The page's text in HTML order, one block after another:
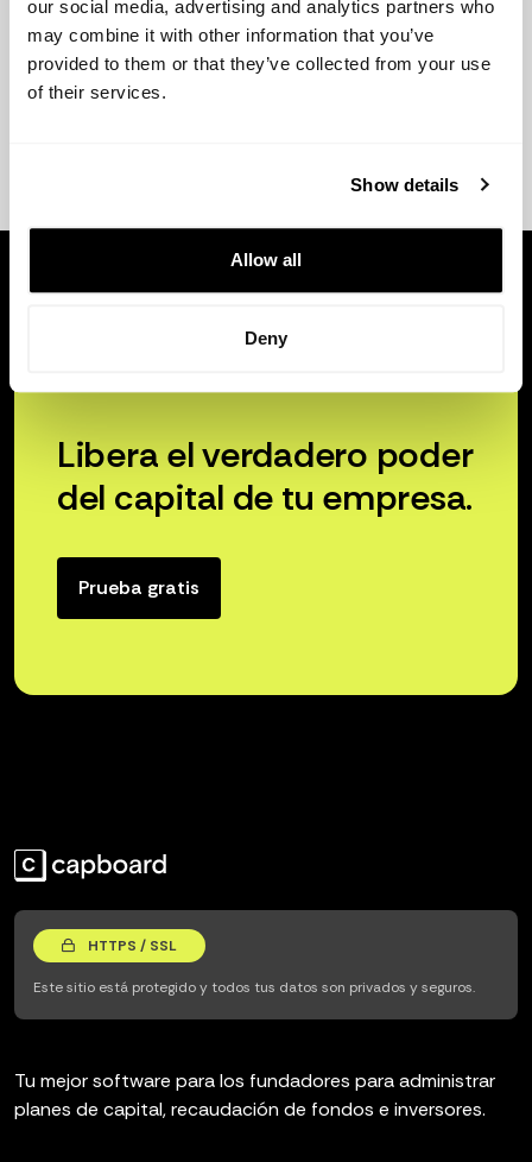
our social media, advertising and analytics partners who
may combine it with other information that you’ve
provided to them or that they’ve collected from your use
of their services.
Show details
Allow all
Deny
Libera el verdadero poder
del capital de tu empresa.
Prueba gratis
HTTPS / SSL
Este sitio está protegido y todos tus datos son privados y seguros.
Tu mejor software para los fundadores para administrar
planes de capital, recaudación de fondos e inversores.